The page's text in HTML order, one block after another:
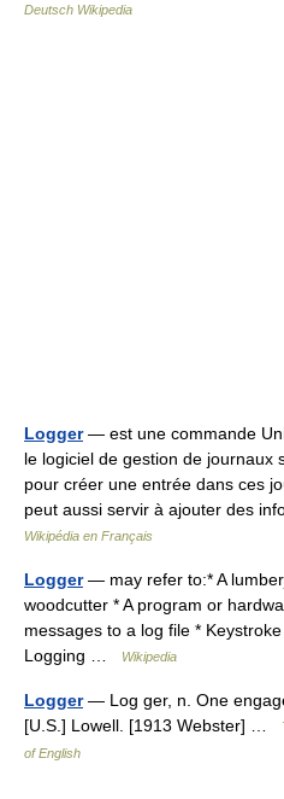
Deutsch Wikipedia
Logger— est une commande
le logiciel de gestion de journaux
pour créer une entrée dans ces
peut aussi servir à ajouter des
Wikipédia en Français
Logger— may refer to:* A
woodcutter * A program or
messages to a log file *
Logging …
Wikipedia
Logger— Log ger, n. One
[U.S.] Lowell. [1913 Webster] …
of English